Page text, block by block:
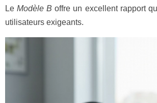
LeModèle B offre un excellent rapport
utilisateurs exigeants.